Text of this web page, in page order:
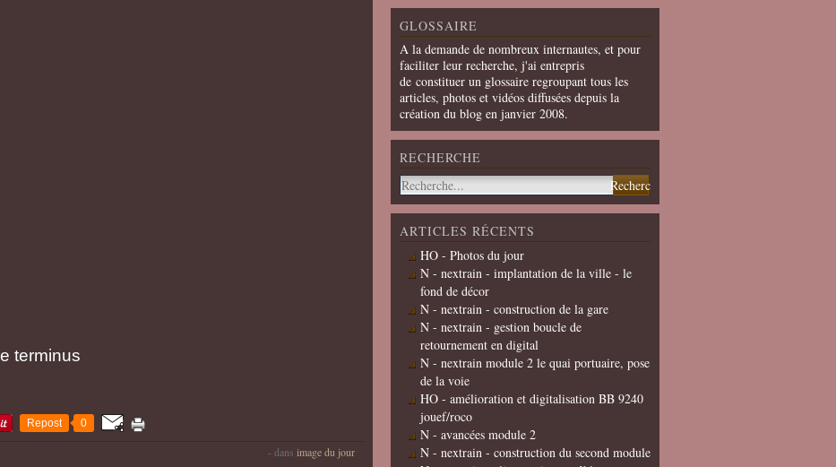
terminus
Repost 0
- dans image du jour
GLOSSAIRE
A la demande de nombreux internautes, et pour
faciliter leur recherche, j'ai entrepris
de constituer un glossaire regroupant tous les
articles, photos et vidéos diffusées depuis la
création du blog en janvier 2008.
RECHERCHE
ARTICLES RÉCENTS
HO - Photos du jour
N - nextrain - implantation de la ville - le
fond de décor
N - nextrain - construction de la gare
N - nextrain - gestion boucle de
retournement en digital
N - nextrain module 2 le quai portuaire, pose
de la voie
HO - amélioration et digitalisation BB 9240
jouef/roco
N - avancées module 2
N - nextrain - construction du second module